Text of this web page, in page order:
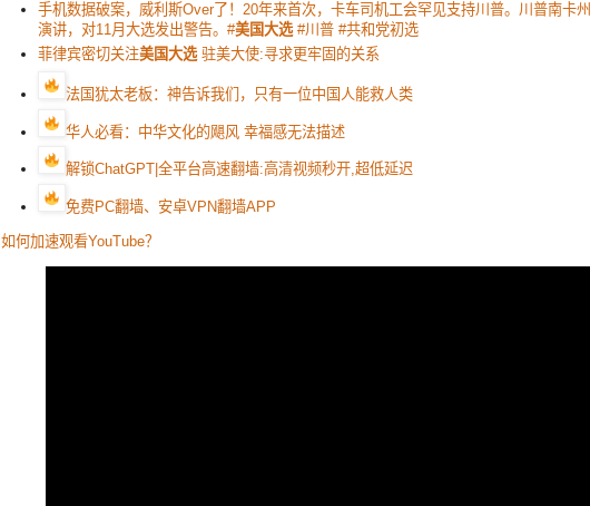
手机数据破案，威利斯Over了！20年来首次，卡车司机工会罕见支持川普。川普南卡州
演讲，对11月大选发出警告。#美国大选#川普 #共和党初选
菲律宾密切关注美国大选驻美大使:寻求更牢固的关系
法国犹太老板：神告诉我们，只有一位中国人能救人类
华人必看：中华文化的飓风 幸福感无法描述
解锁ChatGPT|全平台高速翻墙:高清视频秒开,超低延迟
免费PC翻墙、安卓VPN翻墙APP
如何加速观看YouTube？